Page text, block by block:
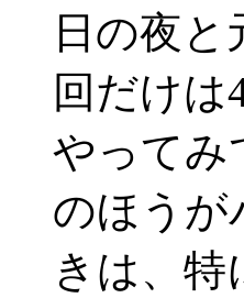
日の夜
回だけは
やってみ
のほうが
きは、